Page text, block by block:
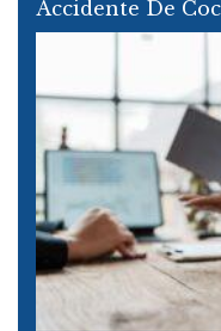
Accidente De